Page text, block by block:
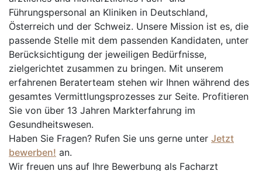
Führungspersonal an Kliniken in Deutschland,
Österreich und der Schweiz. Unsere Mission ist es, die
passende Stelle mit dem passenden Kandidaten, unter
Berücksichtigung der jeweiligen Bedürfnisse,
zielgerichtet zusammen zu bringen. Mit unserem
erfahrenen Beraterteam stehen wir Ihnen während des
gesamtes Vermittlungsprozesses zur Seite. Profitieren
Sie von über 13 Jahren Markterfahrung im
Gesundheitswesen.
Haben Sie Fragen? Rufen Sie uns gerne unter Jetzt
bewerben! an.
Wir freuen uns auf Ihre Bewerbung als Facharzt